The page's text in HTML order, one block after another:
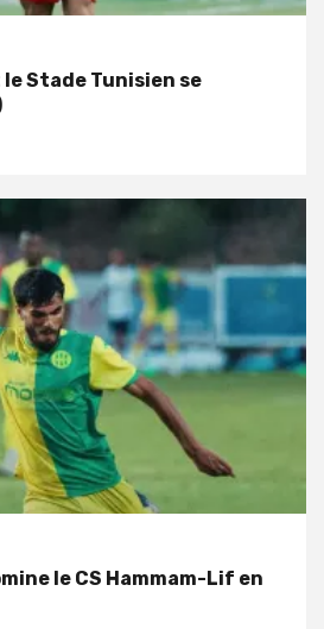
le Stade Tunisien se
le CS Hammam-Lif en